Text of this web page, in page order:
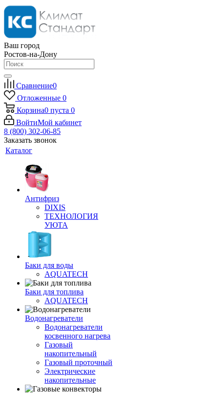
Ваш город
Ростов-на-Дону
Сравнение0
Отложенные 0
Корзина0 пуста 0
ВойтиМой кабинет
8 (800) 302-06-85
Заказать звонок
Каталог
Антифриз
DIXIS
ТЕХНОЛОГИЯ
УЮТА
Баки для воды
AQUATECH
Баки для топлива
AQUATECH
Водонагреватели
Водонагреватели
косвенного нагрева
Газовый
накопительный
Газовый проточный
Электрические
накопительные